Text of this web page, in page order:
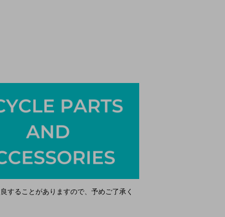
することがありますので、予めご了承く